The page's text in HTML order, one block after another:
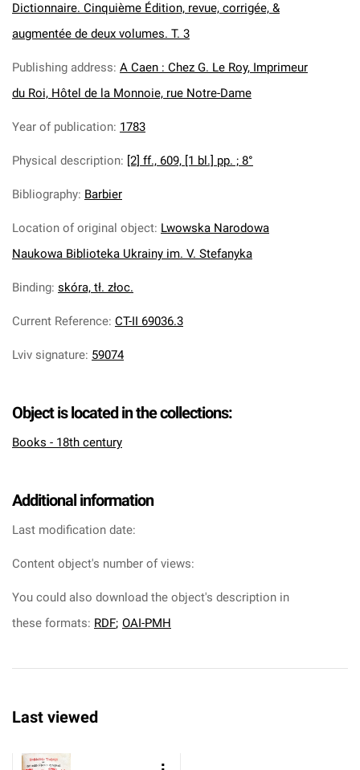
Dictionnaire. Cinquième Édition, revue, corrigée, &
augmentée de deux volumes. T. 3
Publishing address: A Caen : Chez G. Le Roy, Imprimeur
du Roi, Hôtel de la Monnoie, rue Notre-Dame
Year of publication: 1783
Physical description: [2] ff., 609, [1 bl.] pp. ; 8°
Bibliography: Barbier
Location of original object: Lwowska Narodowa
Naukowa Biblioteka Ukrainy im. V. Stefanyka
Binding: skóra, tł. złoc.
Current Reference: CT-II 69036.3
Lviv signature: 59074
Object is located in the collections:
Books - 18th century
Additional information
Last modification date:
Content object's number of views:
You could also download the object's description in
these formats: RDF; OAI-PMH
Last viewed